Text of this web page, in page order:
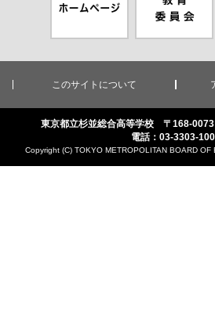
ウインドウが
ンドウが開き
このサイトについて
東京都立杉並総合高等学校 〒168-0073
電話：03-3303-
Copyright (C) TOKYO METROPOLITAN BOARD OF